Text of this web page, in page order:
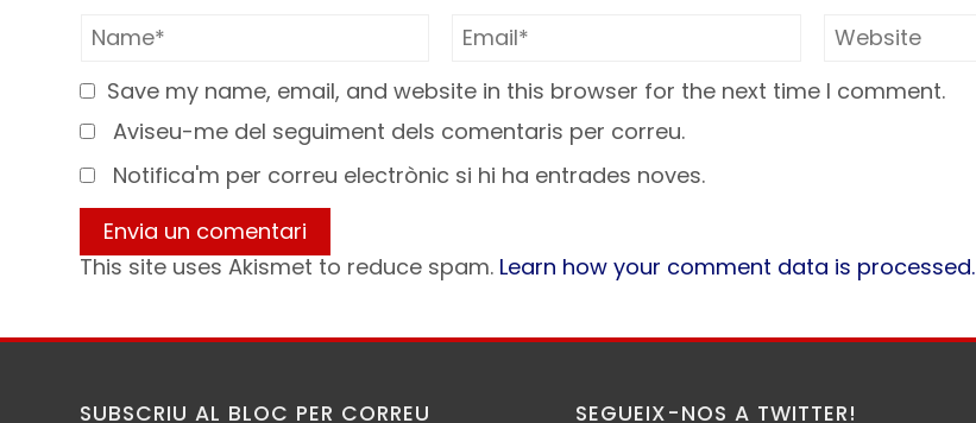
Save my name, email, and website in this browser for the next time I comment.
Aviseu-me del seguiment dels comentaris per correu.
Notifica'm per correu electrònic si hi ha entrades noves.
This site uses Akismet to reduce spam. Learn how your comment data is processed.
SUBSCRIU AL BLOC PER CORREU SEGUEIX-NOS A TWITTER!